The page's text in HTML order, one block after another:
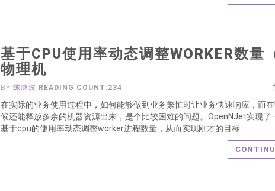
基于CPU使用率动态调整WORKER数量
物理机
BY陈潞波 READING COUNT:234
在实际的业务使用过程中，如何能够做到业务繁忙时让业务快速响应，而
候还能释放多余的机器资源出来，是个比较困难的问题。OpenNJet实现了
基于cpu的使用率动态调整worker进程数量，从而实现刚才的目标……